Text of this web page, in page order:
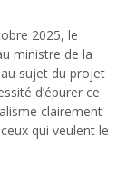
2025, le
ministre de la
sujet du projet
d’épurer ce
clairement
qui veulent le